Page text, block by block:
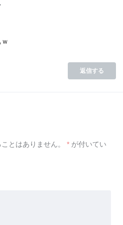
返信する
とはありません。 * が付いてい